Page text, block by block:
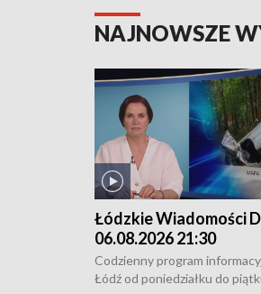
NAJNOWSZE
Łódzkie Wiadomości
06.08.2026 21:30
Codzienny program
Łódź od poniedziałku do